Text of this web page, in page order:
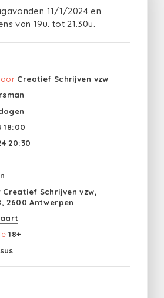
11/1/2024 en
van 19u. tot 21.30u.
Creatief Schrijven vzw
18:00
20:30
Schrijven vzw,
2600 Antwerpen
18+